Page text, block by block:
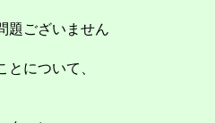
題ございません
について、